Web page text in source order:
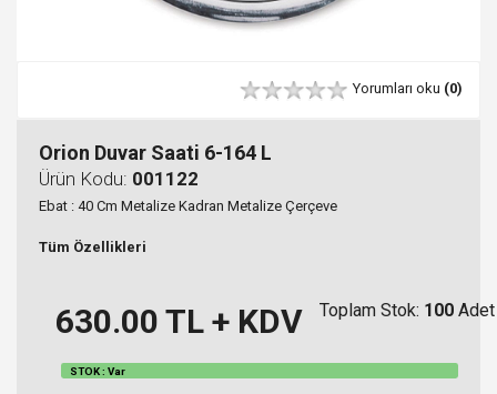
Yorumları oku (0)
Orion Duvar Saati 6-164 L
Ürün Kodu: 001122
Ebat : 40 Cm Metalize Kadran Metalize Çerçeve
Tüm Özellikleri
630.00 TL + KDV Toplam Stok: 100 Adet
STOK : Var